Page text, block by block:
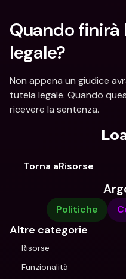
Quando finirà
legale?
Non appena un giudice
tutela legale. Quando
ricevere la sentenza.
Torna aRisorse
Politiche
Altre categorie
Risorse
Funzionalità